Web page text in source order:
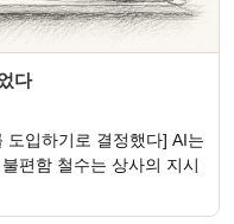
다
도입하기로 결정했다] AI는
편함 철수는 상사의 지시